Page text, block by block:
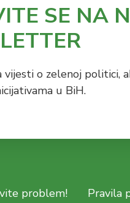
SE NA
vijesti o zelenoj politici,
u BiH.
problem! Pravila